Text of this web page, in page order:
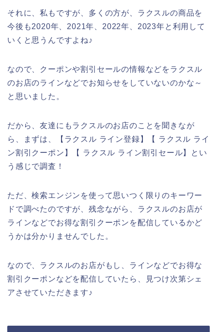
それに、私もですが、多くの方が、ラクスルの商品を
今後も2020年、2021年、2022年、2023年と利用して
いくと思うんですよね♪
なので、クーポンや割引セールの情報などをラクスル
のお店のラインなどでお知らせをしていないのかな～
と思いました。
だから、友達にもラクスルのお店のことを聞きなが
ら、まずは、【ラクスル ライン登録】【 ラクスル ライ
ン割引クーポン】【 ラクスル ライン割引セール】とい
う感じで調査！
ただ、検索エンジンを使って思いつく限りのキーワー
ドで調べたのですが、残念ながら、ラクスルのお店が
ラインなどでお得な割引クーポンを配信しているかど
うかは分かりませんでした。
なので、ラクスルのお店がもし、ラインなどでお得な
割引クーポンなどを配信していたら、見つけ次第シェ
アさせていただきます♪